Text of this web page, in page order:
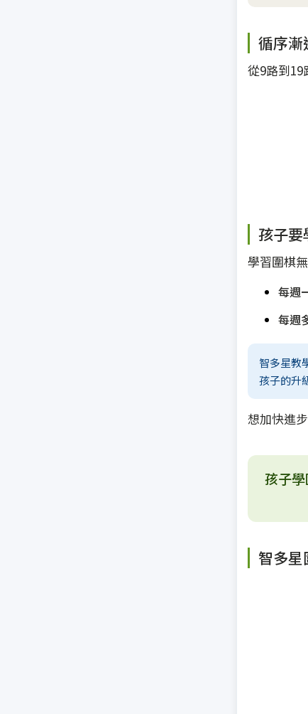
循序漸
從9路到19
孩子要
學習圍棋
每週
每週
智多星教
孩子的升
想加快進
孩子
智多星